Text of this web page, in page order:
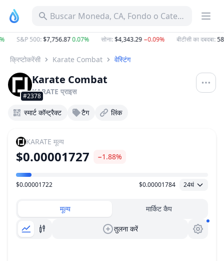
Buscar Moneda, CA, Fondo o Categoría
S&P 500:$7,756.870.07% सोना:$4,343.29−0.09% बीटीसी का दबदबा:
क्रिप्टोकरेंसी Karate Combat वेस्टिंग
#2378
Karate Combat
KARATE प्राइस
स्मार्ट कॉन्ट्रैक्ट टैग लिंक
KARATE मूल्य
$0.00001727 −1.88%
मूल्य सीमा
$0.00001722 $0.00001784 24घं
मूल्य मार्किट कैप
तुलना करें